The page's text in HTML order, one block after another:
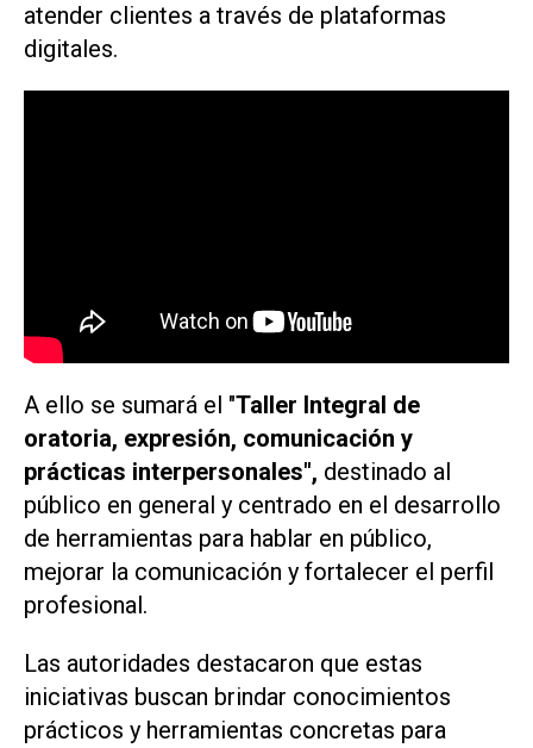
atender clientes a través de plataformas
digitales.
A ello se sumará el "Taller Integral de
oratoria, expresión, comunicación y
prácticas interpersonales", destinado al
público en general y centrado en el desarrollo
de herramientas para hablar en público,
mejorar la comunicación y fortalecer el perfil
profesional.
Las autoridades destacaron que estas
iniciativas buscan brindar conocimientos
prácticos y herramientas concretas para